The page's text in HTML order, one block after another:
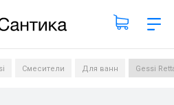
по каталогу
Смесители Для ванн Gessi